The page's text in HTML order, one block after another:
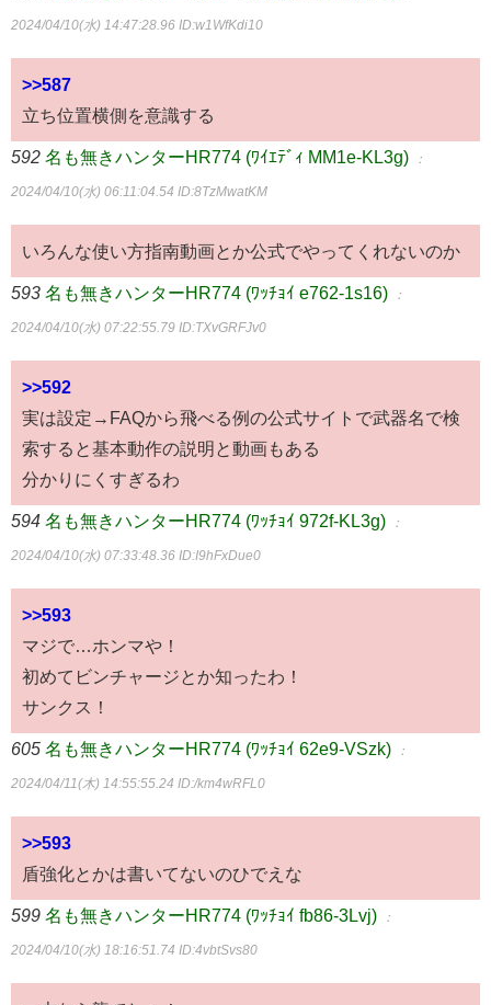
2024/04/10(水) 14:47:28.96 ID:w1WfKdi10
>>587
立ち位置横側を意識する
592 名も無きハンターHR774 (ﾜｲｴﾃﾞｨ MM1e-KL3g) ：
2024/04/10(水) 06:11:04.54 ID:8TzMwatKM
いろんな使い方指南動画とか公式でやってくれないのか
593 名も無きハンターHR774 (ﾜｯﾁｮｲ e762-1s16) ：
2024/04/10(水) 07:22:55.79 ID:TXvGRFJv0
>>592
実は設定→FAQから飛べる例の公式サイトで武器名で検
索すると基本動作の説明と動画もある
分かりにくすぎるわ
594 名も無きハンターHR774 (ﾜｯﾁｮｲ 972f-KL3g) ：
2024/04/10(水) 07:33:48.36 ID:I9hFxDue0
>>593
マジで…ホンマや！
初めてビンチャージとか知ったわ！
サンクス！
605 名も無きハンターHR774 (ﾜｯﾁｮｲ 62e9-VSzk) ：
2024/04/11(木) 14:55:55.24 ID:/km4wRFL0
>>593
盾強化とかは書いてないのひでえな
599 名も無きハンターHR774 (ﾜｯﾁｮｲ fb86-3Lvj) ：
2024/04/10(水) 18:16:51.74 ID:4vbtSvs80